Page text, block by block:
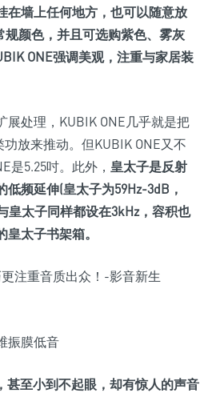
在墙上任何地方，也可以随意放
颜色，并且可选购紫色、雾灰
ONE强调美观，注重与家居装
展处理，KUBIK ONE几乎就是把
放来推动。但KUBIK ONE又不
是5.25吋。此外， 皇太子是反射
频延伸(皇太子为59Hz-3dB，
皇太子同样都设在3kHz，容积也
太子书架箱。
振膜低音
甚至小到不起眼，却有惊人的声音